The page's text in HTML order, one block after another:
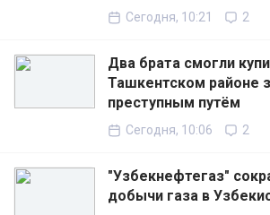
Сегодня, 10:21 2
Два брата смогли
Ташкентском районе
преступным путём
Сегодня, 10:06 2
"Узбекнефтегаз"
добычи газа в